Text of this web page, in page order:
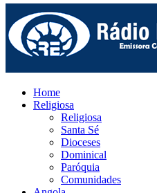
Home
Religiosa
Religiosa
Santa Sé
Dioceses
Dominical
Paróquia
Comunidades